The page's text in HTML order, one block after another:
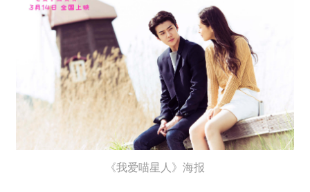
《我爱喵星人》海报